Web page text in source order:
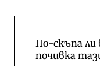
По-скъпа ли
почивка